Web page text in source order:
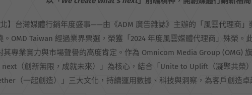
北】台灣媒體行銷年度盛事——由《ADM 廣告雜誌》主辦的「風雲代理商」
OMD Taiwan 經過業界票選，榮獲「2024 年度風雲媒體代理商」殊榮。
專業實力與市場聲譽的高度肯定。作為 Omnicom Media Group (OMG)
next（創新無限，成就未來）」為核心，結合「Unite to Uplift（凝聚共榮
（一起創造）」三大文化，持續運用數據、科技與洞察，為客戶創造卓